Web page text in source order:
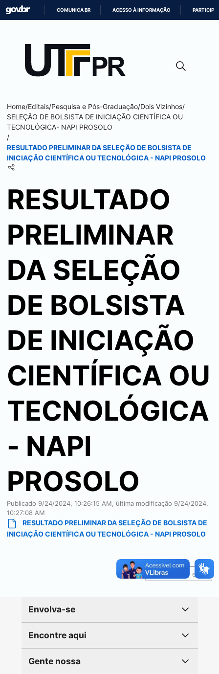
CONTEÚDO
COMUNICA BR ACESSO À INFORMAÇÃO PARTICIPE
Home/Editais/Pesquisa e Pós-Graduação/Dois Vizinhos/
SELEÇÃO DE BOLSISTA DE INICIAÇÃO CIENTÍFICA OU
TECNOLÓGICA- NAPI PROSOLO
/
RESULTADO PRELIMINAR DA SELEÇÃO DE BOLSISTA DE
INICIAÇÃO CIENTÍFICA OU TECNOLÓGICA - NAPI PROSOLO
RESULTADO
PRELIMINAR
DA SELEÇÃO
DE BOLSISTA
DE INICIAÇÃO
CIENTÍFICA OU
TECNOLÓGICA
- NAPI
PROSOLO
Publicado 9/24/2024, 10:26:15 AM , última modificação 9/24/2024,
10:27:08 AM
RESULTADO PRELIMINAR DA SELEÇÃO DE BOLSISTA DE
INICIAÇÃO CIENTÍFICA OU TECNOLÓGICA - NAPI PROSOLO
Reportar erro
Envolva-se
Encontre aqui
Gente nossa